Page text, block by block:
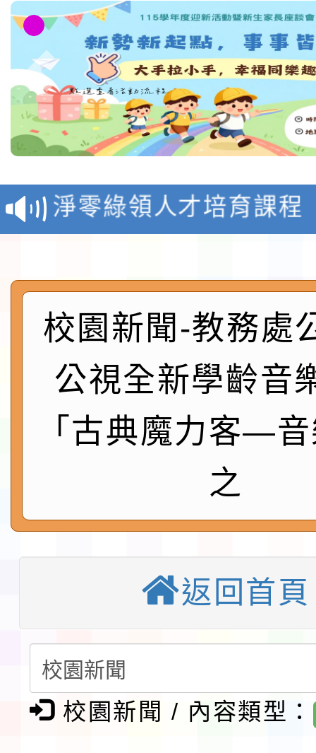
教育部校安中心白海豚
報
淨零綠領人才培育課程
檢送桃園市115學年度
及師生本土語及新住民
實施要點各1份
115年食農教育專業人
程
函轉國家通訊傳播委員
鎮韌性（防空）演習－
速演練執行計畫」
「115年金融知識線上
本校115學年度第1學
第3次招考代課鐘點教
告(不再辦理後續甄選)
檢送「桃園市115學年
賽實施要點」1份
本市「115學年度學生
程安排一案
「桃園市補助參觀特色
展演活動實施計畫」
教育部校安中心白海
檢送桃園市115學年度
及師生本土語及新住民
115年食農教育專業人
校園新聞-教務處
公視全新學齡音
「古典魔力客—
之
返回首頁
校園新聞 / 內容類型：